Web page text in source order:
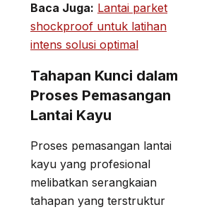
Baca Juga: Lantai parket
shockproof untuk latihan
intens solusi optimal
Tahapan Kunci dalam
Proses Pemasangan
Lantai Kayu
Proses pemasangan lantai
kayu yang profesional
melibatkan serangkaian
tahapan yang terstruktur